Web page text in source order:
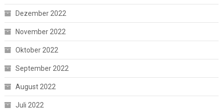
Dezember 2022
November 2022
Oktober 2022
September 2022
August 2022
Juli 2022